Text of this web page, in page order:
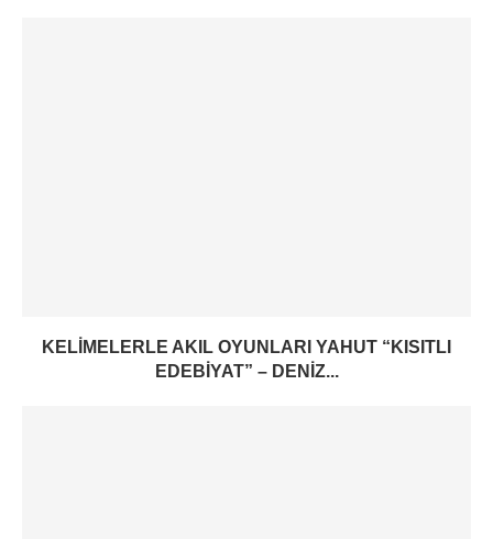
KELIMELERLE AKIL OYUNLARI YAHUT “KISITLI
EDEBIYAT” – DENIZ...